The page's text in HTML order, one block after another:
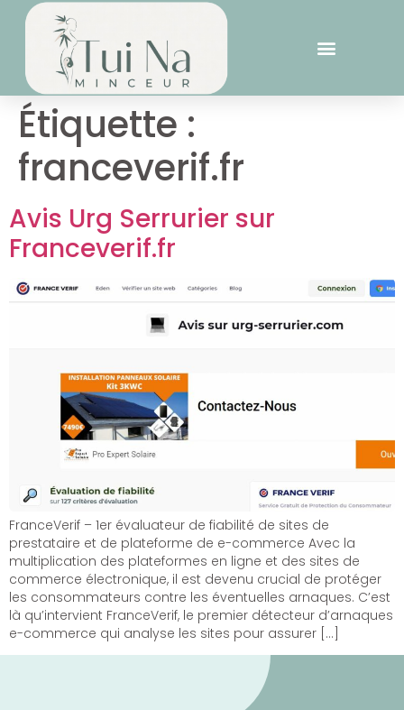
Étiquette :
franceverif.fr
Avis Urg Serrurier sur
Franceverif.fr
FranceVerif – 1er évaluateur de fiabilité de sites de
prestataire et de plateforme de e-commerce Avec la
multiplication des plateformes en ligne et des sites de
commerce électronique, il est devenu crucial de protéger
les consommateurs contre les éventuelles arnaques. C’est
là qu’intervient FranceVerif, le premier détecteur d’arnaques
e-commerce qui analyse les sites pour assurer […]